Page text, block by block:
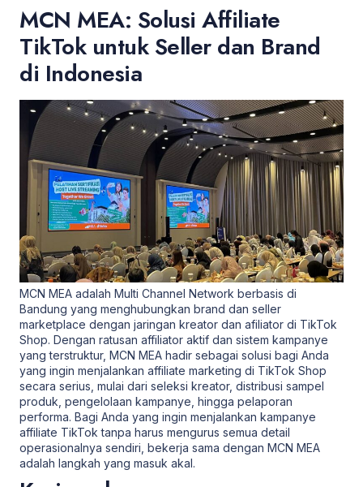
MCN MEA: Solusi Affiliate
TikTok untuk Seller dan Brand
di Indonesia
MCN MEA adalah Multi Channel Network berbasis di
Bandung yang menghubungkan brand dan seller
marketplace dengan jaringan kreator dan afiliator di TikTok
Shop. Dengan ratusan affiliator aktif dan sistem kampanye
yang terstruktur, MCN MEA hadir sebagai solusi bagi Anda
yang ingin menjalankan affiliate marketing di TikTok Shop
secara serius, mulai dari seleksi kreator, distribusi sampel
produk, pengelolaan kampanye, hingga pelaporan
performa. Bagi Anda yang ingin menjalankan kampanye
affiliate TikTok tanpa harus mengurus semua detail
operasionalnya sendiri, bekerja sama dengan MCN MEA
adalah langkah yang masuk akal.